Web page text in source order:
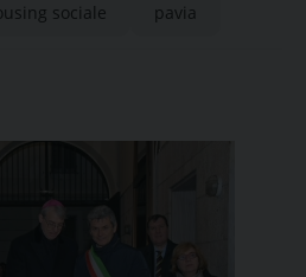
sociale pavia